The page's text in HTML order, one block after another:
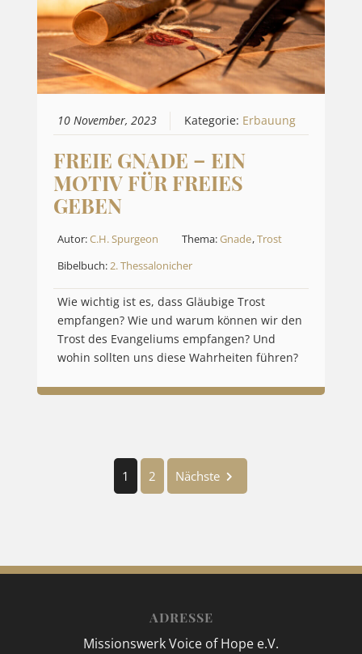
10 November, 2023 Kategorie: Erbauung
FREIE GNADE – EIN
MOTIV FÜR FREIES
GEBEN
Autor:C.H. Spurgeon Thema:Gnade,Trost
Bibelbuch:2. Thessalonicher
Wie wichtig ist es, dass Gläubige Trost
empfangen? Wie und warum können wir den
Trost des Evangeliums empfangen? Und
wohin sollten uns diese Wahrheiten führen?
1 2 Nächste
ADRESSE
Missionswerk Voice of Hope e.V.